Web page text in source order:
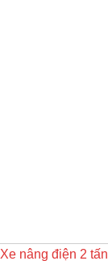
Xe nâng điện 2 tấn